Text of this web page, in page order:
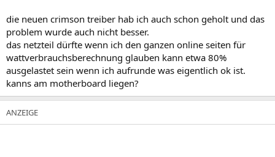
die neuen crimson treiber hab ich auch schon geholt und das
problem wurde auch nicht besser.
das netzteil dürfte wenn ich den ganzen online seiten für
wattverbrauchsberechnung glauben kann etwa 80%
ausgelastet sein wenn ich aufrunde was eigentlich ok ist.
kanns am motherboard liegen?